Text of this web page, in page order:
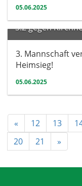
05.06.2025
Herren
3:2 gegen
3. Mannschaft
Heimsieg!
05.06.2025
« 12 13
20
21 »